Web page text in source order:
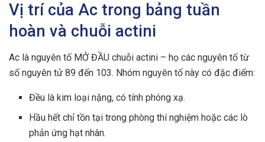
Vị trí của Ac trong bảng tuần
hoàn và chuỗi actini
Ac là nguyên tố MỞ ĐẦU chuỗi actini – họ các nguyên tố từ
số nguyên tử 89 đến 103. Nhóm nguyên tố này có đặc điểm:
Đều là kim loại nặng, có tính phóng xạ.
Hầu hết chỉ tồn tại trong phòng thí nghiệm hoặc các lò
phản ứng hạt nhân.